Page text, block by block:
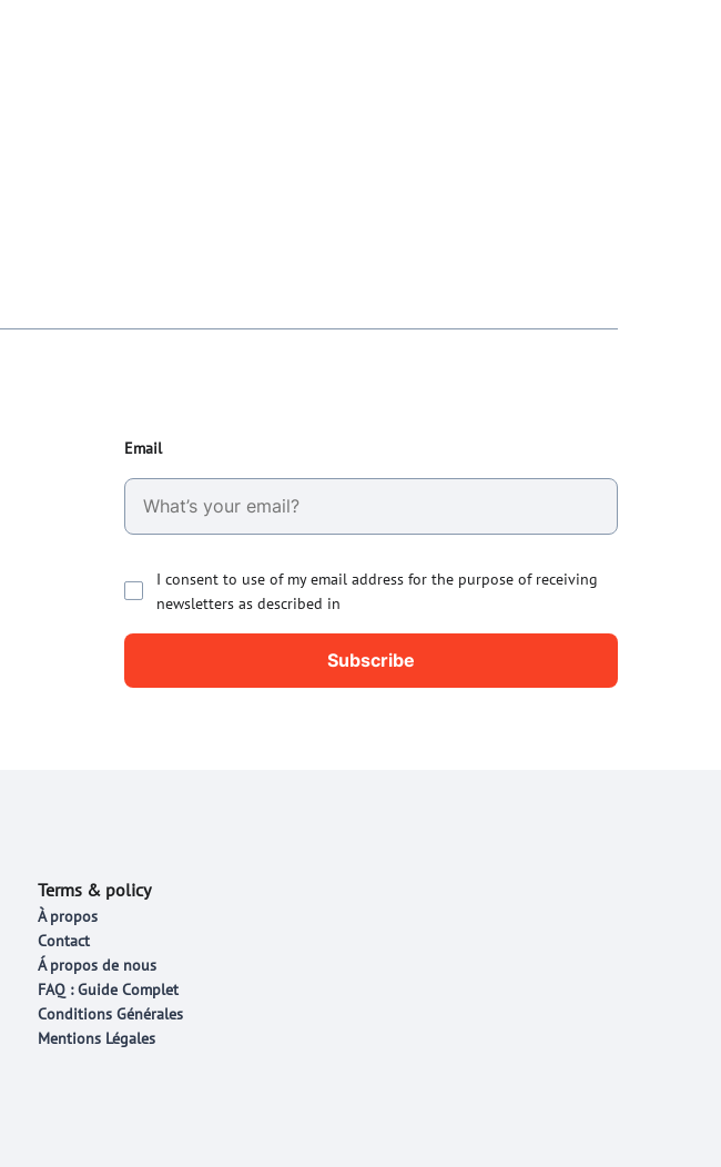
Email
I consent to use of my email address for the purpose of receiving
newsletters as described in
Terms & policy
À propos
Contact
Á propos de nous
FAQ : Guide Complet
Conditions Générales
Mentions Légales